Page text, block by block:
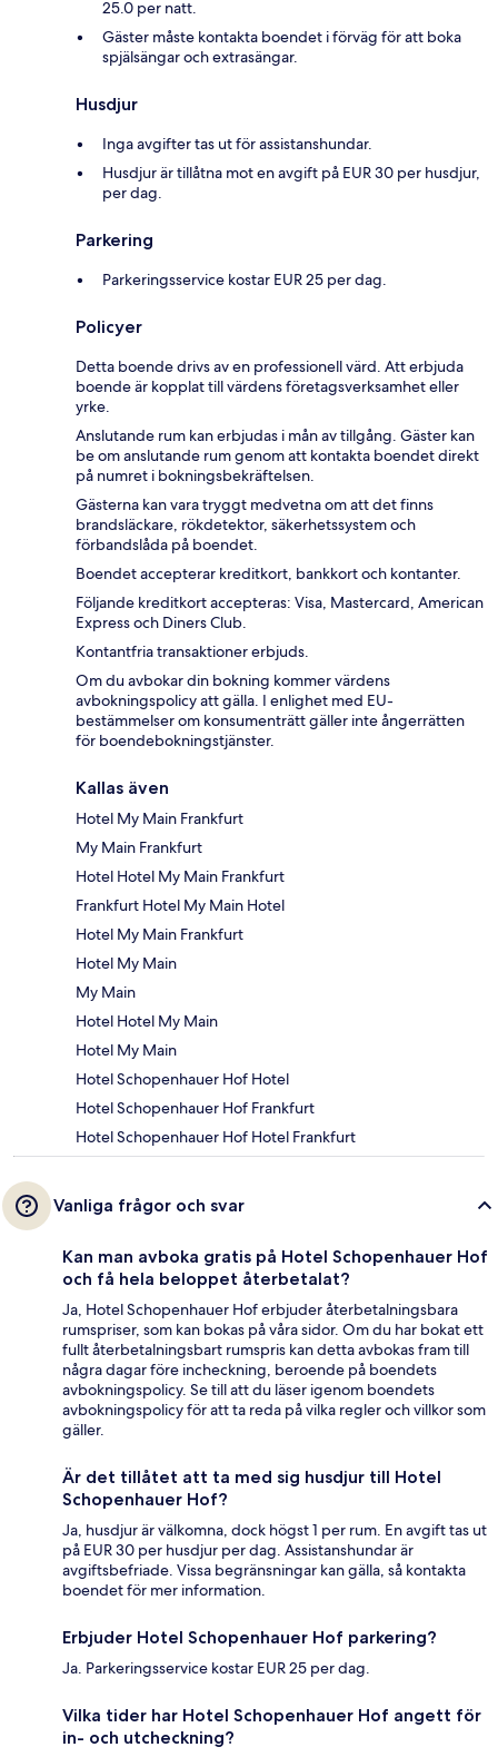
25.0 per natt.
Gäster måste kontakta boendet i förväg för att boka
spjälsängar och extrasängar.
Husdjur
Inga avgifter tas ut för assistanshundar.
Husdjur är tillåtna mot en avgift på EUR 30 per husdjur,
per dag.
Parkering
Parkeringsservice kostar EUR 25 per dag.
Policyer
Detta boende drivs av en professionell värd. Att erbjuda
boende är kopplat till värdens företagsverksamhet eller
yrke.
Anslutande rum kan erbjudas i mån av tillgång. Gäster kan
be om anslutande rum genom att kontakta boendet direkt
på numret i bokningsbekräftelsen.
Gästerna kan vara tryggt medvetna om att det finns
brandsläckare, rökdetektor, säkerhetssystem och
förbandslåda på boendet.
Boendet accepterar kreditkort, bankkort och kontanter.
Följande kreditkort accepteras: Visa, Mastercard, American
Express och Diners Club.
Kontantfria transaktioner erbjuds.
Om du avbokar din bokning kommer värdens
avbokningspolicy att gälla. I enlighet med EU-
bestämmelser om konsumenträtt gäller inte ångerrätten
för boendebokningstjänster.
Kallas även
Hotel My Main Frankfurt
My Main Frankfurt
Hotel Hotel My Main Frankfurt
Frankfurt Hotel My Main Hotel
Hotel My Main Frankfurt
Hotel My Main
My Main
Hotel Hotel My Main
Hotel My Main
Hotel Schopenhauer Hof Hotel
Hotel Schopenhauer Hof Frankfurt
Hotel Schopenhauer Hof Hotel Frankfurt
Vanliga frågor och svar
Kan man avboka gratis på Hotel Schopenhauer Hof
och få hela beloppet återbetalat?
Ja, Hotel Schopenhauer Hof erbjuder återbetalningsbara
rumspriser, som kan bokas på våra sidor. Om du har bokat ett
fullt återbetalningsbart rumspris kan detta avbokas fram till
några dagar före incheckning, beroende på boendets
avbokningspolicy. Se till att du läser igenom boendets
avbokningspolicy för att ta reda på vilka regler och villkor som
gäller.
Är det tillåtet att ta med sig husdjur till Hotel
Schopenhauer Hof?
Ja, husdjur är välkomna, dock högst 1 per rum. En avgift tas ut
på EUR 30 per husdjur per dag. Assistanshundar är
avgiftsbefriade. Vissa begränsningar kan gälla, så kontakta
boendet för mer information.
Erbjuder Hotel Schopenhauer Hof parkering?
Ja. Parkeringsservice kostar EUR 25 per dag.
Vilka tider har Hotel Schopenhauer Hof angett för
in- och utcheckning?